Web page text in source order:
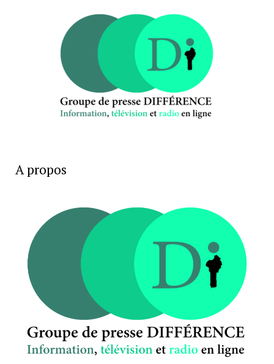
A propos